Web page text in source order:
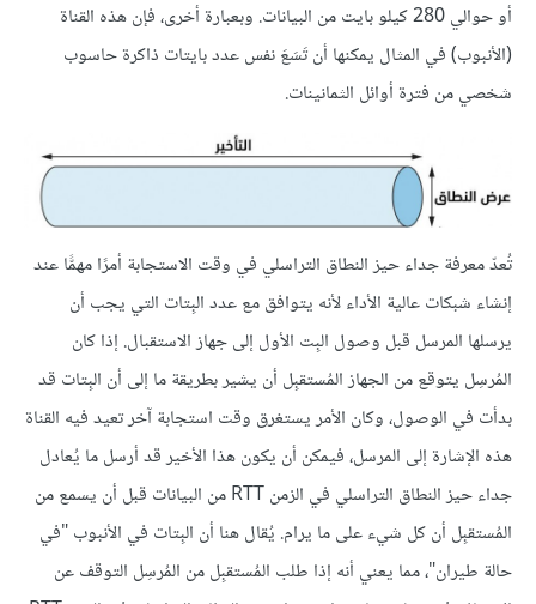
أو حوالي 280 كيلو بايت من البيانات. وبعبارة أخرى، فإن هذه القناة
(الأنبوب) في المثال يمكنها أن تَسَعَ نفس عدد بايتات ذاكرة حاسوب
شخصي من فترة أوائل الثمانينات.
تُعدّ معرفة جداء حيز النطاق التراسلي في وقت الاستجابة أمرًا مهمًّا عند
إنشاء شبكات عالية الأداء لأنه يتوافق مع عدد البِتات التي يجب أن
يرسلها المرسل قبل وصول البِت الأول إلى جهاز الاستقبال. إذا كان
المُرسِل يتوقع من الجهاز المُستقبِل أن يشير بطريقة ما إلى أن البِتات قد
بدأت في الوصول، وكان الأمر يستغرق وقت استجابة آخر تعيد فيه القناة
هذه الإشارة إلى المرسل، فيمكن أن يكون هذا الأخير قد أرسل ما يُعادل
جداء حيز النطاق التراسلي في الزمن RTT من البيانات قبل أن يسمع من
المُستقبِل أن كل شيء على ما يرام. يُقال هنا أن البِتات في الأنبوب "في
حالة طيران"، مما يعني أنه إذا طلب المُستقبِل من المُرسِل التوقف عن